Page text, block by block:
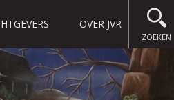
OVER JVR
ZOEKEN